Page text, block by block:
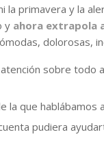
primavera y la
y ahora extrapola
dolorosas,
sobre todo
la que hablábamos
pudiera